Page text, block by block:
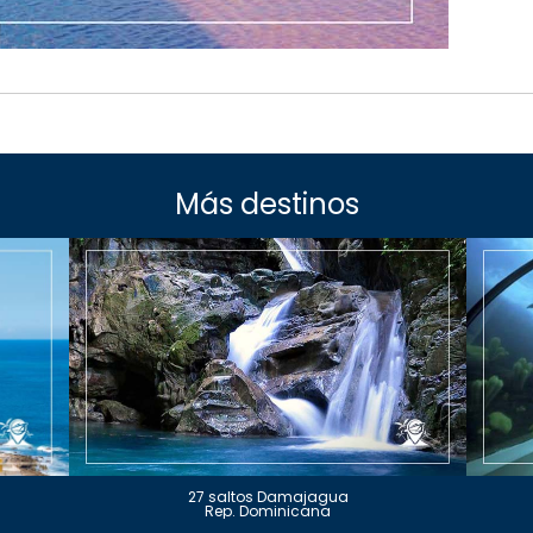
Más destinos
27 saltos Damajagua
Rep. Dominicana